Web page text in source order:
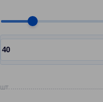
Choose quantity, pcs
Input quantity, pcs
шт